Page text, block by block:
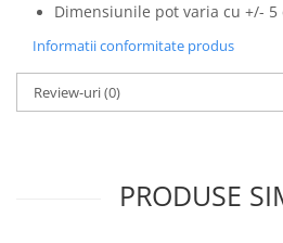
Dimensiunile pot varia cu +/- 5
Informatii conformitate produs
Review-uri(0)
PRODUSE